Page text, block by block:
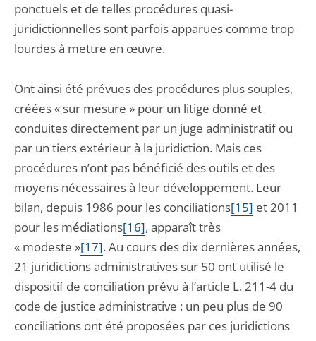
ponctuels et de telles procédures quasi-
juridictionnelles sont parfois apparues comme trop
lourdes à mettre en œuvre.
Ont ainsi été prévues des procédures plus souples,
créées « sur mesure » pour un litige donné et
conduites directement par un juge administratif ou
par un tiers extérieur à la juridiction. Mais ces
procédures n’ont pas bénéficié des outils et des
moyens nécessaires à leur développement. Leur
bilan, depuis 1986 pour les conciliations[15] et 2011
pour les médiations[16], apparaît très
« modeste »[17]. Au cours des dix dernières années,
21 juridictions administratives sur 50 ont utilisé le
dispositif de conciliation prévu à l’article L. 211-4 du
code de justice administrative : un peu plus de 90
conciliations ont été proposées par ces juridictions